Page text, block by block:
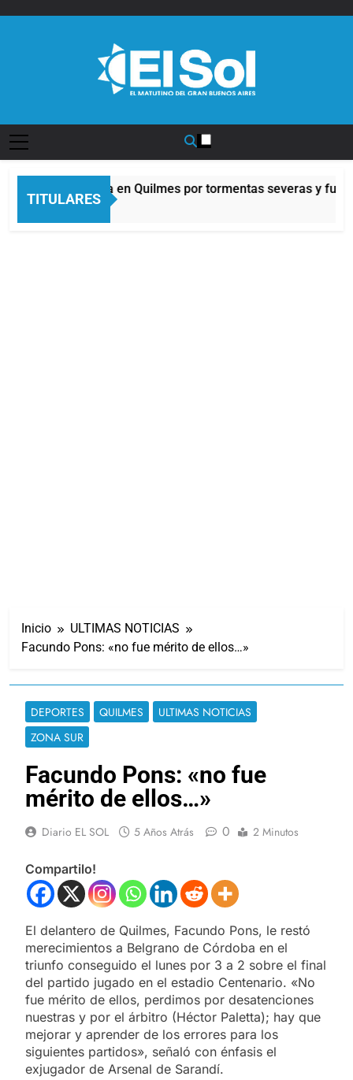
TITULARES
Alerta naranja en Quilmes por tormentas severas y
7 Horas Atrás
Inicio
ULTIMAS NOTICIAS
Facundo Pons: «no fue mérito de ellos…»
DEPORTES QUILMES
ULTIMAS NOTICIAS
ZONA SUR
Facundo Pons: «no fue
mérito de ellos…»
Diario EL SOL 5 Años Atrás 0 2 Minutos
Compartilo!
El delantero de Quilmes, Facundo Pons, le restó
merecimientos a Belgrano de Córdoba en el
triunfo conseguido el lunes por 3 a 2 sobre el final
del partido jugado en el estadio Centenario. «No
fue mérito de ellos, perdimos por desatenciones
nuestras y por el árbitro (Héctor Paletta); hay que
mejorar y aprender de los errores para los
siguientes partidos», señaló con énfasis el
exjugador de Arsenal de Sarandí.